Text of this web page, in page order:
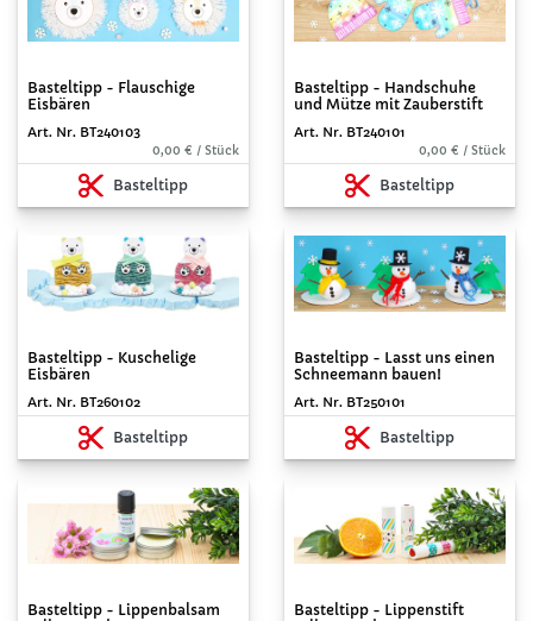
Basteltipp - Flauschige
Eisbären
Art. Nr. BT240103
0,00 € / Stück
Basteltipp
Basteltipp - Handschuhe
und Mütze mit Zauberstift
Art. Nr. BT240101
0,00 € / Stück
Basteltipp
Basteltipp - Kuschelige
Eisbären
Art. Nr. BT260102
Basteltipp
Basteltipp - Lasst uns einen
Schneemann bauen!
Art. Nr. BT250101
Basteltipp
Basteltipp - Lippenbalsam
Basteltipp - Lippenstift